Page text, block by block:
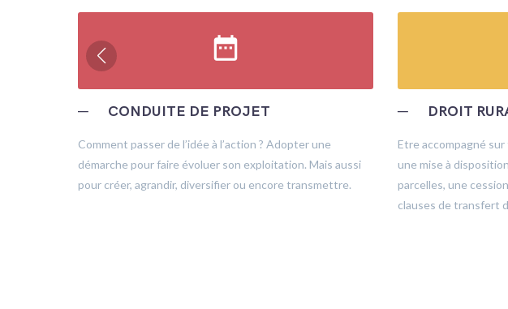
date_range
─ CONDUITE DE PROJET
Comment passer de l’idée à l’action ? Adopter une
démarche pour faire évoluer son exploitation. Mais aussi
pour créer, agrandir, diversifier ou encore transmettre.
─ DROIT
Etre accompagné
une mise à
parcelles, une
clauses de transfert